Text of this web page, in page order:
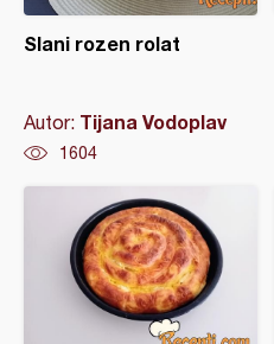
Slani rozen rolat
Autor: Tijana Vodoplav
1604